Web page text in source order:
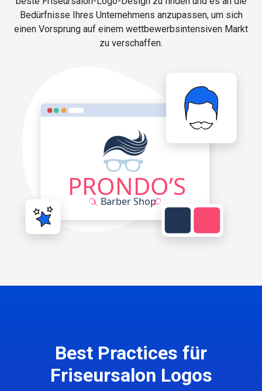
Bedürfnisse Ihres Unternehmens anzupassen, um sich
einen Vorsprung auf einem wettbewerbsintensiven Markt
zu verschaffen.
Best Practices für
Friseursalon Logos